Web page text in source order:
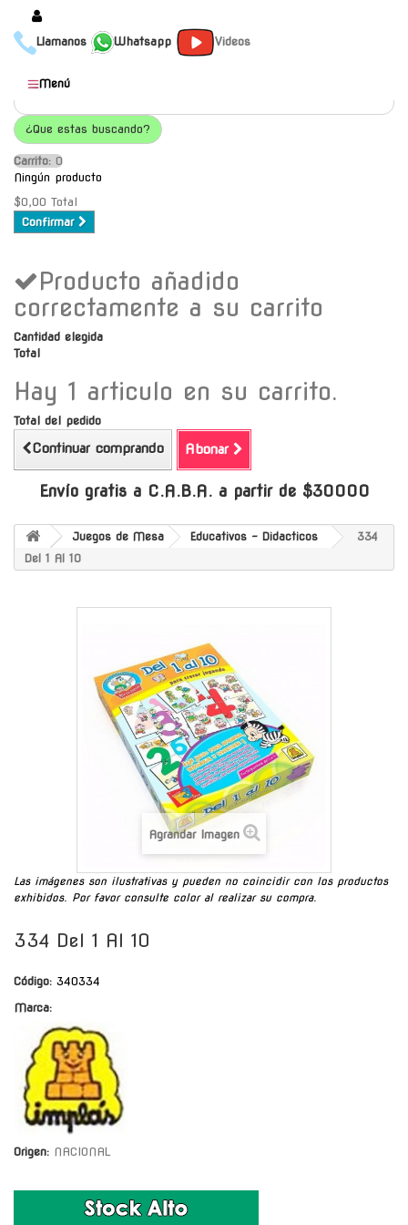
Llamanos Whatsapp Videos
Productos
Populares
Categorías
Marcas
Mayoristas
Contacto
Envío gratis a C.A.B.A. a
partir de $30000
Menú
¿Que estas buscando?
Carrito: O
Ningún producto
$0,00 Total
Confirmar
Producto añadido
correctamente a su carrito
Cantidad elegida
Total
Hay 1 articulo en su carrito.
Total del pedido
Continuar comprando Abonar
Envío gratis a C.A.B.A. a partir de $30000
Juegos de Mesa Educativos - Didacticos
334
Del 1 Al 10
Agrandar Imagen
Las imágenes son ilustrativas y pueden no coincidir con los productos
exhibidos. Por favor consulte color al realizar su compra.
334 Del 1 Al 10
Código: 340334
Marca:
Origen: NACIONAL